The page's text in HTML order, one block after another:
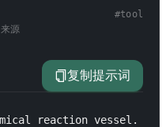
#tool
来源
复制提示词
reaction vessel.